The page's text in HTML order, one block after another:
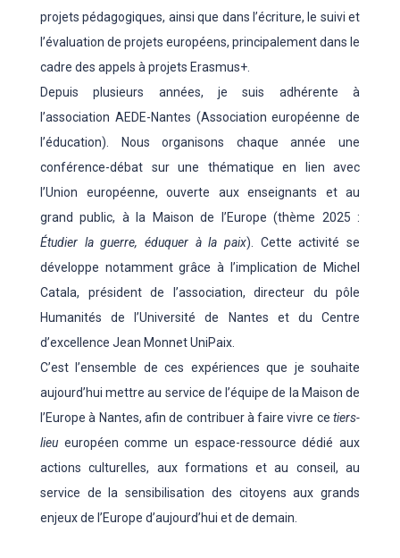
projets pédagogiques, ainsi que dans l’écriture, le suivi et
l’évaluation de projets européens, principalement dans le
cadre des appels à projets Erasmus+.
Depuis plusieurs années, je suis adhérente à
l’association AEDE-Nantes (Association européenne de
l’éducation). Nous organisons chaque année une
conférence-débat sur une thématique en lien avec
l’Union européenne, ouverte aux enseignants et au
grand public, à la Maison de l’Europe (thème 2025 :
Étudier la guerre, éduquer à la paix). Cette activité se
développe notamment grâce à l’implication de Michel
Catala, président de l’association, directeur du pôle
Humanités de l’Université de Nantes et du Centre
d’excellence Jean Monnet UniPaix.
C’est l’ensemble de ces expériences que je souhaite
aujourd’hui mettre au service de l’équipe de la Maison de
l’Europe à Nantes, afin de contribuer à faire vivre ce tiers-
lieu européen comme un espace-ressource dédié aux
actions culturelles, aux formations et au conseil, au
service de la sensibilisation des citoyens aux grands
enjeux de l’Europe d’aujourd’hui et de demain.